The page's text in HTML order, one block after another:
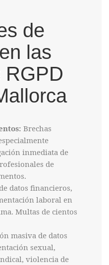
de
las
RGPD
Brechas
inmediata de
de
datos financieros,
laboral en
Multas de cientos
masiva de datos
sexual,
violencia de